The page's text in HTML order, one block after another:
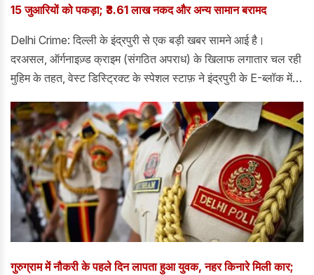
15 जुआरियों को पकड़ा; ₹3.61 लाख नकद और अन्य सामान बरामद
Delhi Crime: दिल्ली के इंद्रपुरी से एक बड़ी खबर सामने आई है।
दरअसल, ऑर्गनाइज़्ड क्राइम (संगठित अपराध) के खिलाफ लगातार चल रही
मुहिम के तहत, वेस्ट डिस्ट्रिक्ट के स्पेशल स्टाफ़ ने इंद्रपुरी के E-ब्लॉक में
किया।
गुरुग्राम में नौकरी के पहले दिन लापता हुआ युवक, नहर किनारे मिली कार;